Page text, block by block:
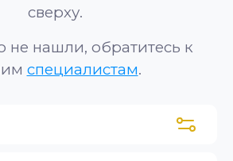
сверху.
не нашли, обратитесь к
специалистам.